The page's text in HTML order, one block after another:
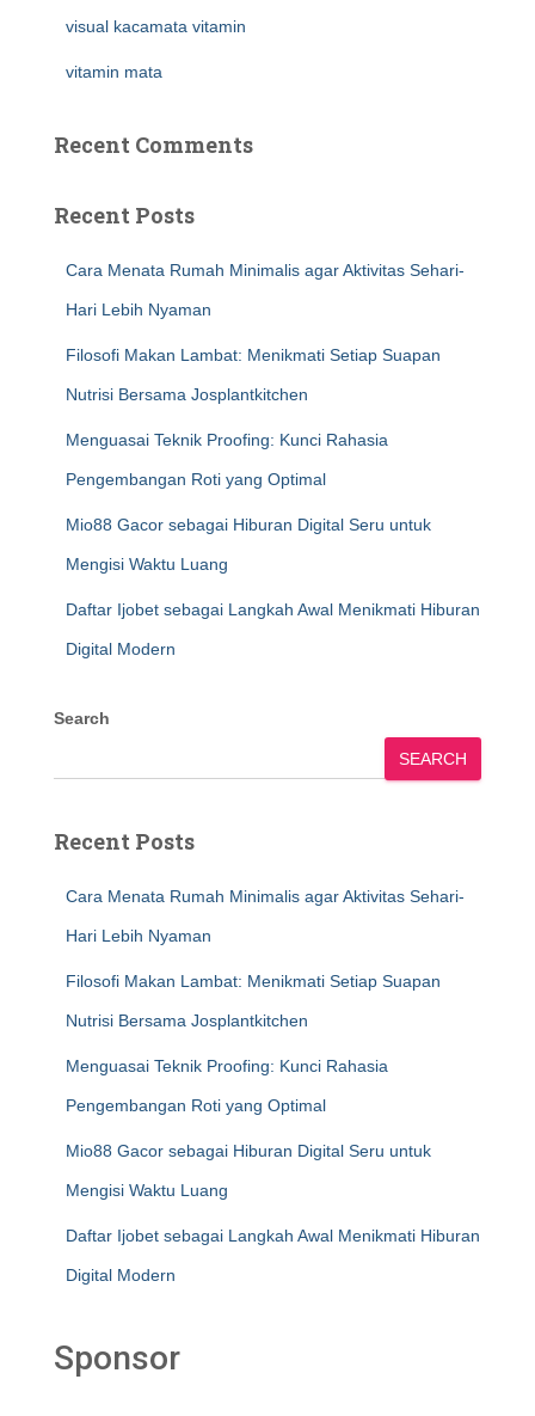
visual kacamata vitamin
vitamin mata
Recent Comments
Recent Posts
Cara Menata Rumah Minimalis agar Aktivitas Sehari-
Hari Lebih Nyaman
Filosofi Makan Lambat: Menikmati Setiap Suapan
Nutrisi Bersama Josplantkitchen
Menguasai Teknik Proofing: Kunci Rahasia
Pengembangan Roti yang Optimal
Mio88 Gacor sebagai Hiburan Digital Seru untuk
Mengisi Waktu Luang
Daftar Ijobet sebagai Langkah Awal Menikmati Hiburan
Digital Modern
Search
SEARCH
Recent Posts
Cara Menata Rumah Minimalis agar Aktivitas Sehari-
Hari Lebih Nyaman
Filosofi Makan Lambat: Menikmati Setiap Suapan
Nutrisi Bersama Josplantkitchen
Menguasai Teknik Proofing: Kunci Rahasia
Pengembangan Roti yang Optimal
Mio88 Gacor sebagai Hiburan Digital Seru untuk
Mengisi Waktu Luang
Daftar Ijobet sebagai Langkah Awal Menikmati Hiburan
Digital Modern
Sponsor